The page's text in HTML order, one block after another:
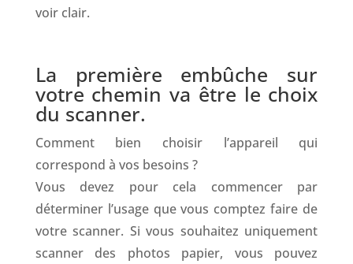
voir clair.
La première embûche sur
votre chemin va être le choix
du scanner.
Comment bien choisir l’appareil qui
correspond à vos besoins ?
Vous devez pour cela commencer par
déterminer l’usage que vous comptez faire de
votre scanner. Si vous souhaitez uniquement
scanner des photos papier, vous pouvez